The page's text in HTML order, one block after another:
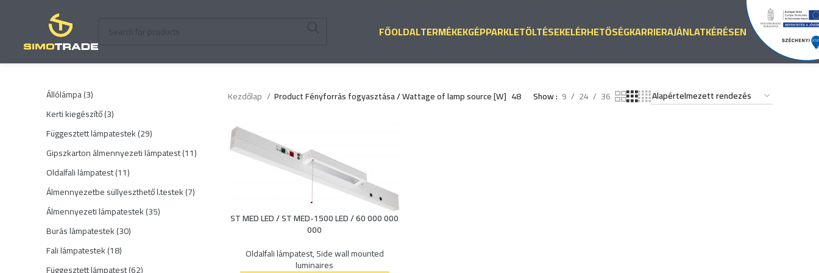
FŐOLDALTERMÉKEKGÉPPARKLETÖLTÉSEKELÉRHETŐSÉGKARRIERAJÁNLATKÉRÉSEN
Állólámpa 33
termék
Kerti kiegészítő 33
termék
Függesztett lámpatestek 2929
Gipszkarton álmennyezeti lámpatest 1111
Oldalfali lámpatest 1111
termék
Álmennyezetbe süllyeszthető l.testek 77
Álmennyezeti lámpatestek 3535
Burás lámpatestek 3030
Fali lámpatestek 1818
termék62
Kezdőlap Product Fényforrás fogyasztása / Wattage of lamp source [W] 48 Show 9 24 36
ST MED LED / ST MED-1500 LED / 60 000 000
000
Oldalfali lámpatest,Side wall mounted
luminaires